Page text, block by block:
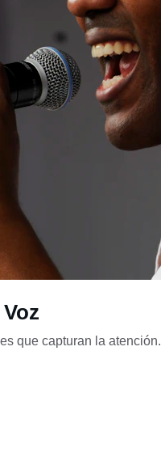
que capturan la atención.